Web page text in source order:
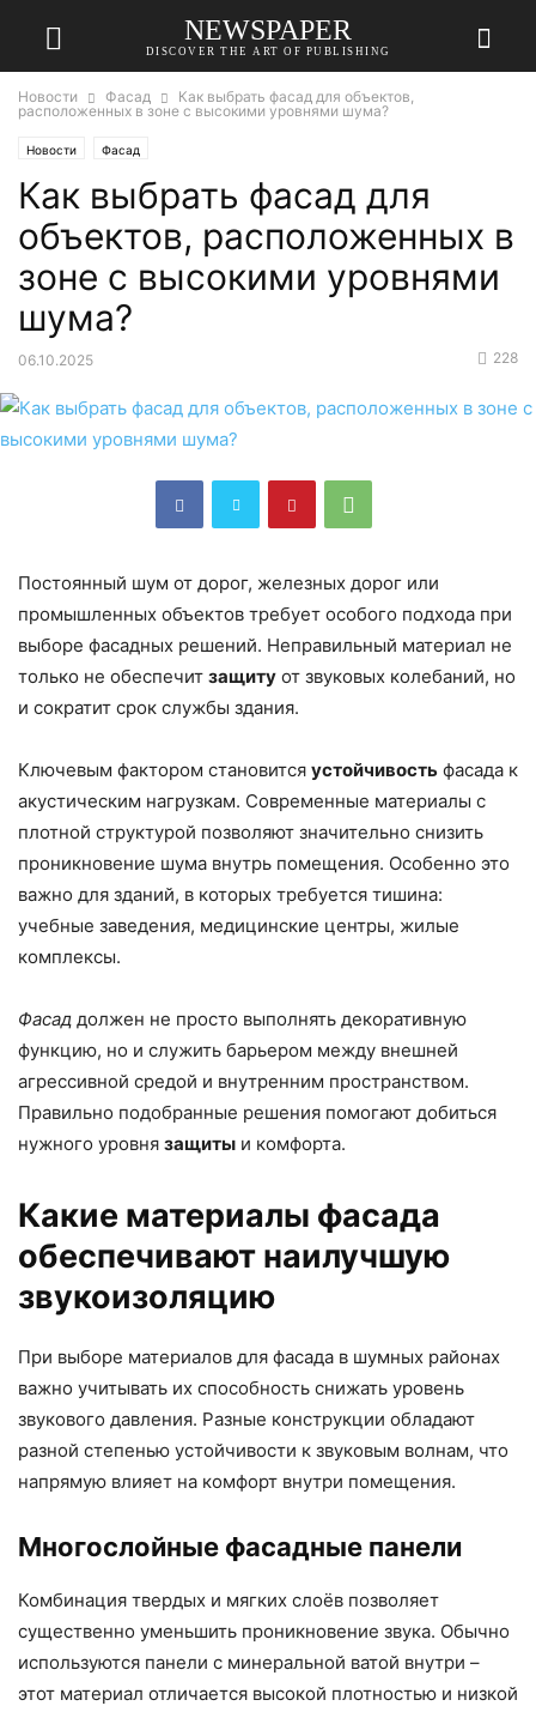
NEWSPAPER
DISCOVER THE ART OF PUBLISHING
Новости Фасад
Как выбрать фасад для объектов,
расположенных в зоне с высокими уровнями шума?
Новости Фасад
Как выбрать фасад для
объектов, расположенных в
зоне с высокими уровнями
шума?
06.10.2025 228
Постоянный шум от дорог, железных дорог или
промышленных объектов требует особого подхода при
выборе фасадных решений. Неправильный материал не
только не обеспечит защиту от звуковых колебаний, но
и сократит срок службы здания.
Ключевым фактором становится устойчивость фасада к
акустическим нагрузкам. Современные материалы с
плотной структурой позволяют значительно снизить
проникновение шума внутрь помещения. Особенно это
важно для зданий, в которых требуется тишина:
учебные заведения, медицинские центры, жилые
комплексы.
Фасад должен не просто выполнять декоративную
функцию, но и служить барьером между внешней
агрессивной средой и внутренним пространством.
Правильно подобранные решения помогают добиться
нужного уровня защиты и комфорта.
Какие материалы фасада
обеспечивают наилучшую
звукоизоляцию
При выборе материалов для фасада в шумных районах
важно учитывать их способность снижать уровень
звукового давления. Разные конструкции обладают
разной степенью устойчивости к звуковым волнам, что
напрямую влияет на комфорт внутри помещения.
Многослойные фасадные панели
Комбинация твердых и мягких слоёв позволяет
существенно уменьшить проникновение звука. Обычно
используются панели с минеральной ватой внутри –
этот материал отличается высокой плотностью и низкой